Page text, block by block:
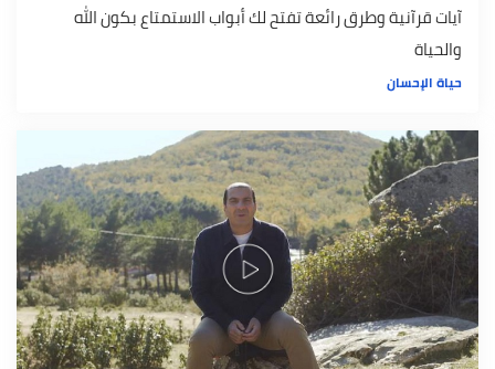
آيات قرآنية وطرق رائعة تفتح لك أبواب الاستمتاع بكون الله
والحياة
حياة الإحسان